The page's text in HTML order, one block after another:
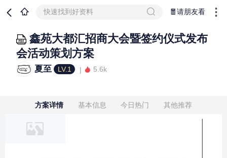
快速找到好资料 🧧请朋友看
鑫苑大都汇招商大会暨签约仪式发布
会活动策划方案
夏至 LV.1 5.6k
方案详情 基本信息 今日热门 其他推荐